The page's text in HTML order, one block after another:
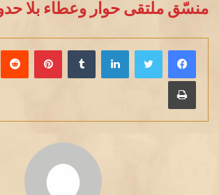
منسّق ملتقى حوار وعطاء بلا
لينكدإن
طباعة